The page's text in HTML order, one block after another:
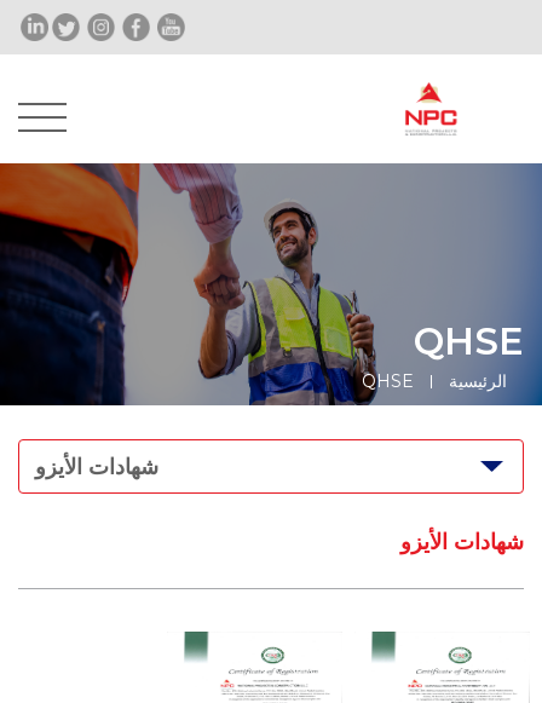
QHSE
الرئيسية QHSE
شهادات الأيزو
شهادات الأيزو